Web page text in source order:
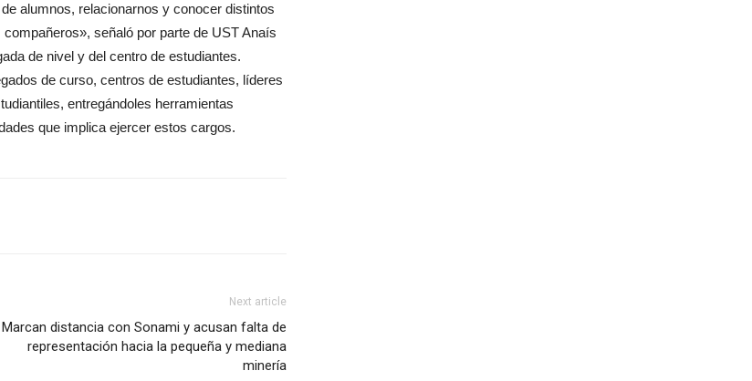
alumnos, relacionarnos y conocer distintos
señaló por parte de UST Anaís
de nivel y del centro de estudiantes.
de curso, centros de estudiantes, líderes
entregándoles herramientas
que implica ejercer estos cargos.
Next article
Marcan distancia con Sonami y acusan falta de
representación hacia la pequeña y mediana
minería